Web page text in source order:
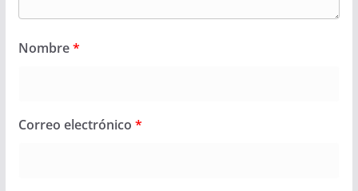
Nombre*
Correo electrónico *